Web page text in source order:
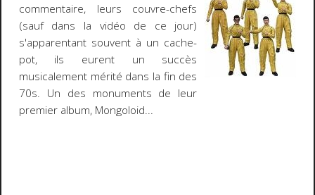
commentaire, leurs couvre-chefs
(sauf dans la vidéo de ce jour)
s'apparentant souvent à un cache-
pot, ils eurent un succès
musicalement mérité dans la fin des
70s. Un des monuments de leur
premier album, Mongoloid...